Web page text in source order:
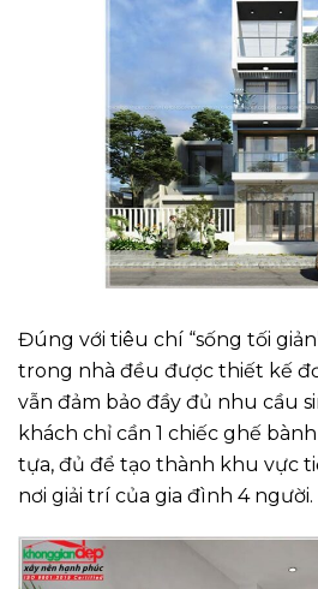
Đúng với tiêu chí “sống tối
trong nhà đều được thiết kế
vẫn đảm bảo đầy đủ nhu cầu
khách chỉ cần 1 chiếc ghế
tựa, đủ để tạo thành khu vực
nơi giải trí của gia đình 4 người.